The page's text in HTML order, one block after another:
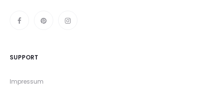
SUPPORT
Impressum